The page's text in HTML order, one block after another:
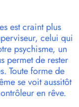
est craint plus
celui qui
psychisme, un
permet de rester
Toute forme de
se voit aussitôt
en rêve.